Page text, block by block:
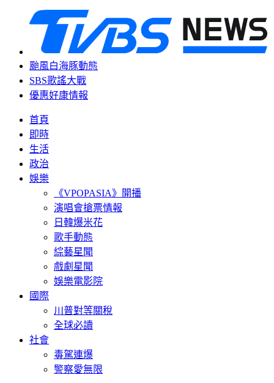
颱風白海豚動態
SBS歌謠大戰
優惠好康情報
首頁
即時
生活
政治
娛樂
《VPOPASIA》開播
演唱會搶票情報
日韓爆米花
歌手動態
綜藝星聞
戲劇星聞
娛樂電影院
國際
川普對等關稅
全球必讀
社會
毒駕連爆
警察愛無限